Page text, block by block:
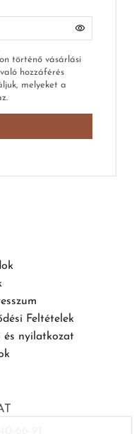
történő vásárlási
hozzáférés
melyeket a
Feltételek
és nyilatkozat